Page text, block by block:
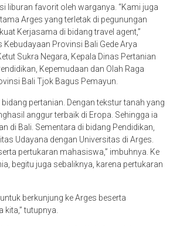
liburan favorit oleh warganya. “Kami juga
Arges yang terletak di pegunungan
Kerjasama di bidang travel agent,”
Provinsi Bali Gede Arya
Sukra Negara, Kepala Dinas Pertanian
Kepemudaan dan Olah Raga
Bali Tjok Bagus Pemayun.
pertanian. Dengan tekstur tanah yang
anggur terbaik di Eropa. Sehingga ia
di Bali. Sementara di bidang Pendidikan,
Udayana dengan Universitas di Arges.
pertukaran mahasiswa,” imbuhnya. Ke
begitu juga sebaliknya, karena pertukaran
berkunjung ke Arges beserta
tutupnya.